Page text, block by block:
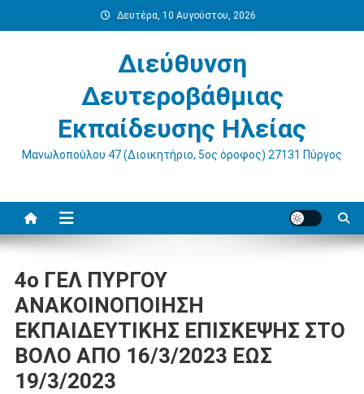
στο
Δευτέρα, 10 Αυγούστου, 2026
Διεύθυνση
Δευτεροβάθμιας
Εκπαίδευσης Ηλείας
Μανωλοπούλου 47 (Διοικητήριο, 5ος όροφος) 27131 Πύργος
4ο ΓΕΛ ΠΥΡΓΟΥ
ΑΝΑΚΟΙΝΟΠΟΙΗΣΗ
ΕΚΠΑΙΔΕΥΤΙΚΗΣ ΕΠΙΣΚΕΨΗΣ ΣΤΟ
ΒΟΛΟ ΑΠΟ 16/3/2023 ΕΩΣ
19/3/2023